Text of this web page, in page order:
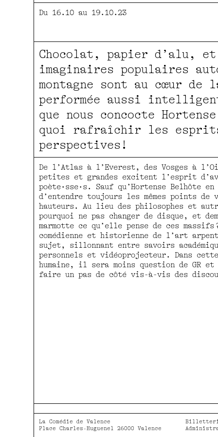
Du 16.10 au 19.10.23
Chocolat, papier d’alu,
imaginaires populaires
montagne sont au cœur de
performée aussi
que nous concocte
quoi rafraîchir les
perspectives!
De l’Atlas à l’Everest, des Vosges à
petites et grandes excitent l’esprit
poète·sse·s. Sauf qu’Hortense Belhôte
d’entendre toujours les mêmes points de
hauteurs. Au lieu des philosophes et
pourquoi ne pas changer de disque, et
marmotte ce qu’elle pense de ces
comédienne et historienne de l’art
sujet, sillonnant entre savoirs
personnels et vidéoprojecteur. Dans
humaine, il sera moins question de GR
faire un pas de côté vis-à-vis des
La Comédie de Valence
Place Charles-Huguenel 26000 Valence